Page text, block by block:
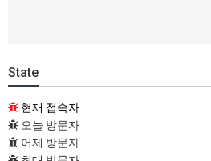
State
현재 접속자
오늘 방문자
어제 방문자